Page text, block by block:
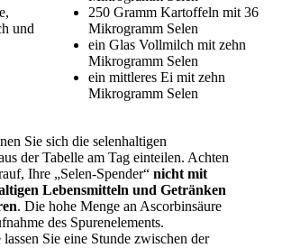
und
250 Gramm Kartoffeln mit 36
Mikrogramm Selen
ein Glas Vollmilch mit zehn
Mikrogramm Selen
ein mittleres Ei mit zehn
Mikrogramm Selen
Sie sich die selenhaltigen
der Tabelle am Tag einteilen. Achten
Ihre „Selen-Spender“ nicht mit
Lebensmitteln und Getränken
. Die hohe Menge an Ascorbinsäure
des Spurenelements.
Sie eine Stunde zwischen der